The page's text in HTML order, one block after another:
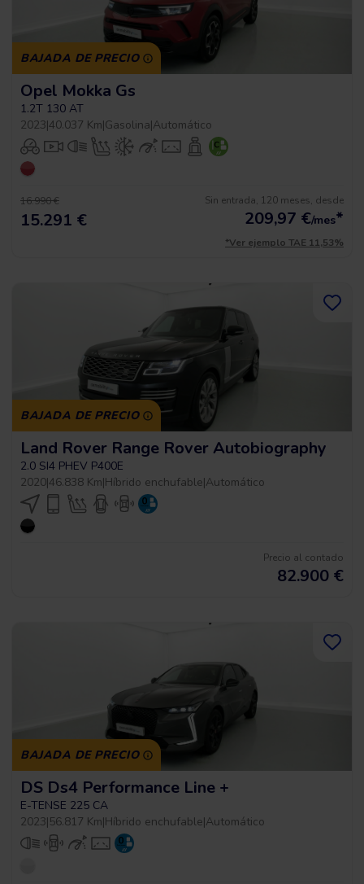
BAJADA DE PRECIO
Opel Mokka Gs
1.2T 130 AT
2023|40.037 Km|Gasolina|Automático
16.990 €
15.291 €
Sin entrada, 120 meses, desde
209,97 €/mes*
*Ver ejemplo TAE 11,53%
BAJADA DE PRECIO
Land Rover Range Rover Autobiography
2.0 SI4 PHEV P400E
2020|46.838 Km|Híbrido enchufable|Automático
Precio al contado
82.900 €
BAJADA DE PRECIO
DS Ds4 Performance Line +
E-TENSE 225 CA
2023|56.817 Km|Híbrido enchufable|Automático